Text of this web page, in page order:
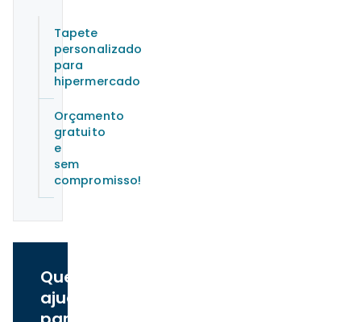
Tapete
personalizado
para
hipermercado
Orçamento
gratuito
e
sem
compromisso!
Quer
ajuda